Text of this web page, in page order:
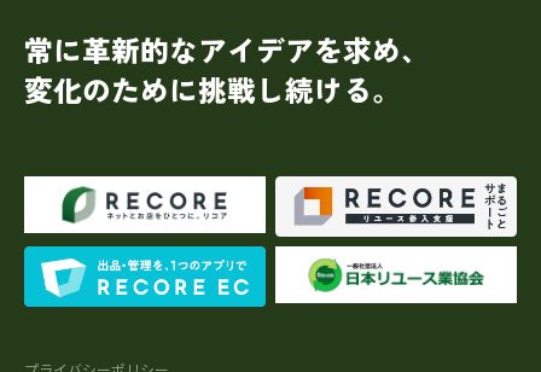
常に革新的なアイデアを求め、
変化のために挑戦し続ける。